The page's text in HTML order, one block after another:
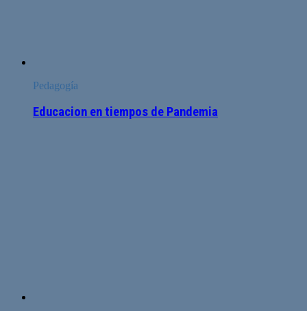
Pedagogía
Educacion en tiempos de Pandemia